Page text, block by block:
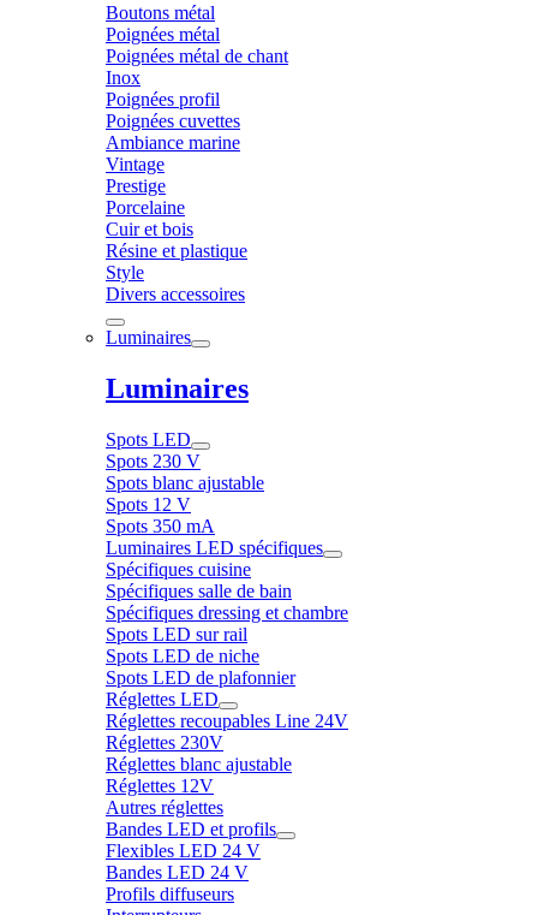
Boutons métal
Poignées métal
Poignées métal de chant
Inox
Poignées profil
Poignées cuvettes
Ambiance marine
Vintage
Prestige
Porcelaine
Cuir et bois
Résine et plastique
Style
Divers accessoires
Luminaires
Luminaires
Spots LED
Spots 230 V
Spots blanc ajustable
Spots 12 V
Spots 350 mA
Luminaires LED spécifiques
Spécifiques cuisine
Spécifiques salle de bain
Spécifiques dressing et chambre
Spots LED sur rail
Spots LED de niche
Spots LED de plafonnier
Réglettes LED
Réglettes recoupables Line 24V
Réglettes 230V
Réglettes blanc ajustable
Réglettes 12V
Autres réglettes
Bandes LED et profils
Flexibles LED 24 V
Bandes LED 24 V
Profils diffuseurs